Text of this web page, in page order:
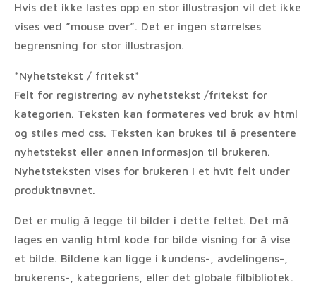
Hvis det ikke lastes opp en stor illustrasjon vil det ikke
vises ved ”mouse over”. Det er ingen størrelses
begrensning for stor illustrasjon.
*Nyhetstekst / fritekst*
Felt for registrering av nyhetstekst /fritekst for
kategorien. Teksten kan formateres ved bruk av html
og stiles med css. Teksten kan brukes til å presentere
nyhetstekst eller annen informasjon til brukeren.
Nyhetsteksten vises for brukeren i et hvit felt under
produktnavnet.
Det er mulig å legge til bilder i dette feltet. Det må
lages en vanlig html kode for bilde visning for å vise
et bilde. Bildene kan ligge i kundens-, avdelingens-,
brukerens-, kategoriens, eller det globale filbibliotek.